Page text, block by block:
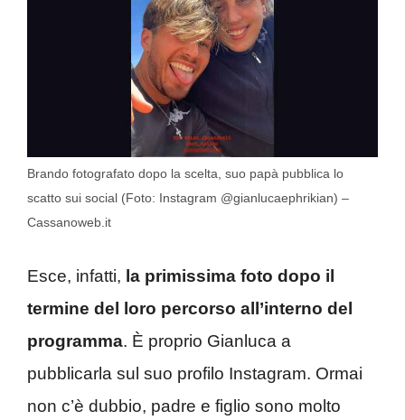
Brando fotografato dopo la scelta, suo papà pubblica lo
scatto sui social (Foto: Instagram @gianlucaephrikian) –
Cassanoweb.it
Esce, infatti, la primissima foto dopo il
termine del loro percorso all’interno del
programma. È proprio Gianluca a
pubblicarla sul suo profilo Instagram. Ormai
non c’è dubbio, padre e figlio sono molto